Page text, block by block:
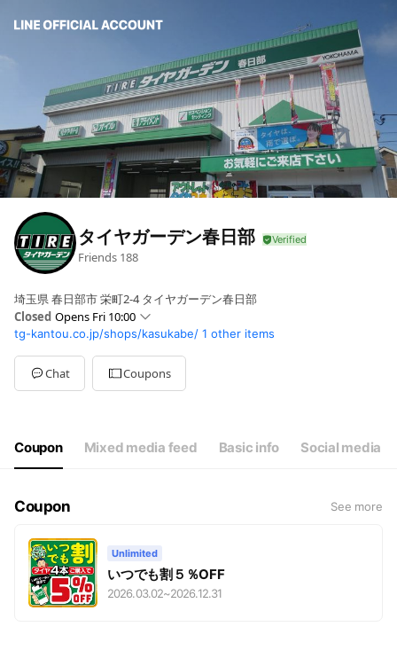
タイヤガーデン春日部
Friends 188
埼玉県 春日部市 栄町2-4 タイヤガーデン春日部
Closed Opens Fri 10:00
Sun10:00 - 18:30
Mon10:00 - 18:30
Tue10:00 - 18:30
WedClosed
定休日：第二、第三火曜日・毎週水曜日
tg-kantou.co.jp/shops/kasukabe/ 1 other items
Chat Coupons
Coupon Mixed media feed Basic info Social media
Coupon See more
Unlimited
いつでも割５％OFF
2026.03.02~2026.12.31